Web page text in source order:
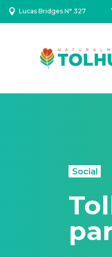
 Lucas Bridges N° 327
Social